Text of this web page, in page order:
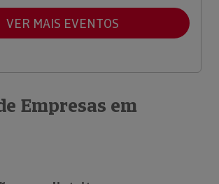
VER MAIS EVENTOS
Empresas em